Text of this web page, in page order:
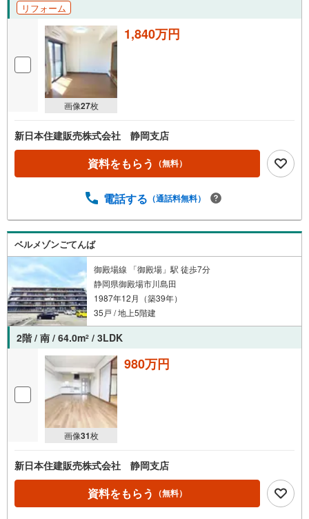
リフォーム
画像27枚
1,840万円
新日本住建販売株式会社 静岡支店
資料をもらう （無料）
電話する （通話料無料）
ベルメゾンごてんば
御殿場線 「御殿場」駅 徒歩7分
静岡県御殿場市川島田
1987年12月（築39年）
35戸 / 地上5階建
2階 / 南 / 64.0m2 / 3LDK
画像31枚
980万円
新日本住建販売株式会社 静岡支店
資料をもらう （無料）